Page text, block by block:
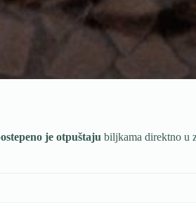
je otpuštaju biljkama direktno u